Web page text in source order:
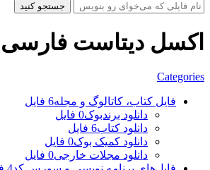
جستجو کنید
اکسل دیتاست فارسی
Categories
فایل کتاب، کاتالوگ و مجله6 فایل
دانلود برندبوک0 فایل
دانلود کتاب6 فایل
دانلود کمیک بوک0 فایل
دانلود مجلات خارجی0 فایل